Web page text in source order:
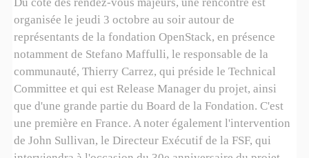
organisée le jeudi 3 octobre au soir autour de
représentants de la fondation OpenStack, en présence
notamment de Stefano Maffulli, le responsable de la
communauté, Thierry Carrez, qui préside le Technical
Committee et qui est Release Manager du projet, ainsi
que d'une grande partie du Board de la Fondation. C'est
une première en France. A noter également l'intervention
de John Sullivan, le Directeur Exécutif de la FSF, qui